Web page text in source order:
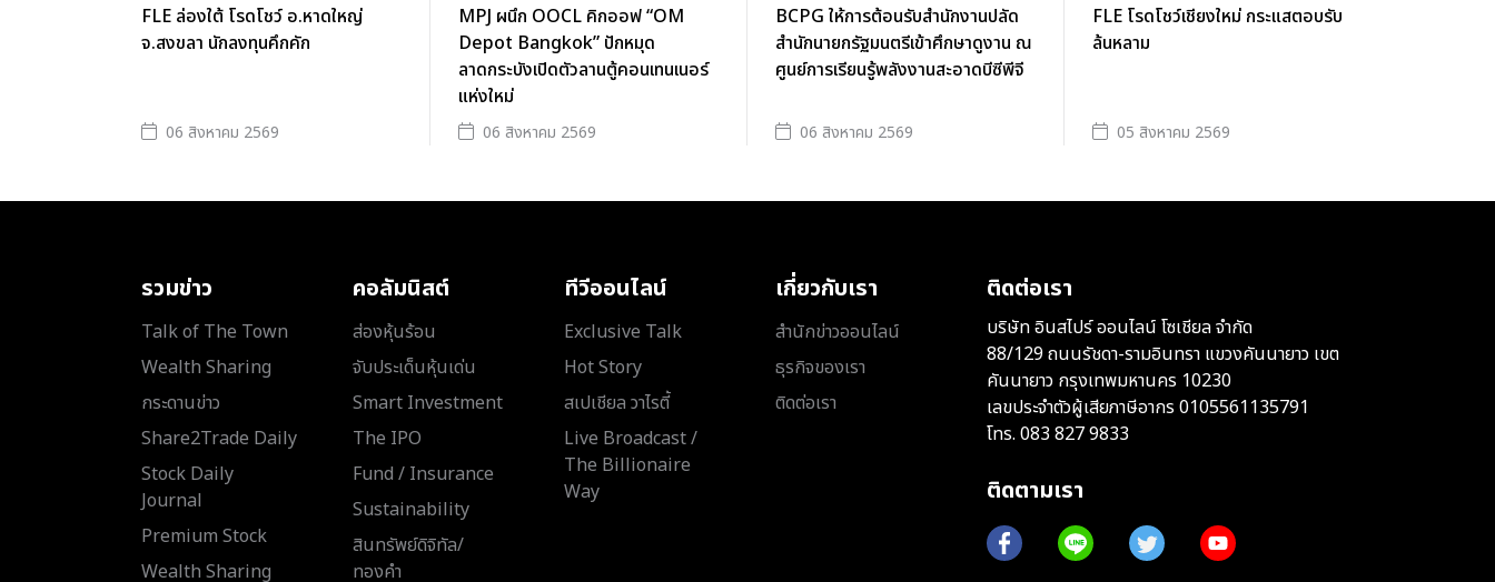
FLE ล่องใต้ โรดโชว์ อ.หาดใหญ่
จ.สงขลา นักลงทุนคึกคัก
06 สิงหาคม 2569
MPJ ผนึก OOCL คิกออฟ “OM
Depot Bangkok” ปักหมุด
ลาดกระบังเปิดตัวลานตู้คอนเทนเนอร์
แห่งใหม่
06 สิงหาคม 2569
BCPG ให้การต้อนรับสำนักงานปลัด
สำนักนายกรัฐมนตรีเข้าศึกษาดูงาน ณ
ศูนย์การเรียนรู้พลังงานสะอาดบีซีพีจี
06 สิงหาคม 2569
FLE โรดโชว์เชียงใหม่ กระแสตอบรับ
ล้นหลาม
05 สิงหาคม 2569
รวมข่าว
Talk of The Town
Wealth Sharing
กระดานข่าว
Share2Trade Daily
Stock Daily
Journal
Premium Stock
Wealth Sharing
คอลัมนิสต์
ส่องหุ้นร้อน
จับประเด็นหุ้นเด่น
Smart Investment
The IPO
Fund / Insurance
Sustainability
สินทรัพย์ดิจิทัล/
ทองคำ
ทีวีออนไลน์
Exclusive Talk
Hot Story
สเปเชียล วาไรตี้
Live Broadcast /
The Billionaire
Way
เกี่ยวกับเรา
สำนักข่าวออนไลน์
ธุรกิจของเรา
ติดต่อเรา
ติดต่อเรา
บริษัท อินสไปร์ ออนไลน์ โซเชียล จำกัด
88/129 ถนนรัชดา-รามอินทรา แขวงคันนายาว เขต
คันนายาว กรุงเทพมหานคร 10230
เลขประจำตัวผู้เสียภาษีอากร 0105561135791
โทร. 083 827 9833
ติดตามเรา